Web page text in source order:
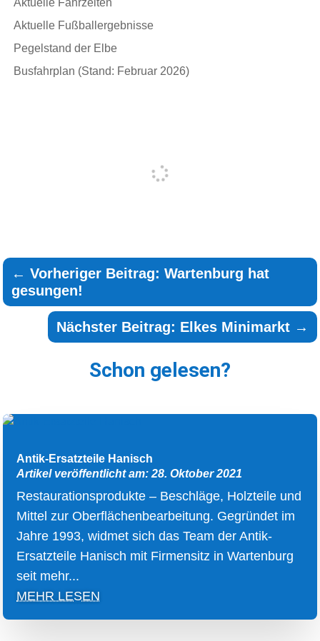
Aktuelle Fährzeiten
Aktuelle Fußballergebnisse
Pegelstand der Elbe
Busfahrplan (Stand: Februar 2026)
←Vorheriger Beitrag: Wartenburg hat
gesungen!
Nächster Beitrag: Elkes Minimarkt→
Schon gelesen?
Antik-Ersatzteile Hanisch
Artikel veröffentlicht am: 28. Oktober 2021
Restaurationsprodukte – Beschläge, Holzteile und
Mittel zur Oberflächenbearbeitung. Gegründet im
Jahre 1993, widmet sich das Team der Antik-
Ersatzteile Hanisch mit Firmensitz in Wartenburg
seit mehr...
MEHR LESEN